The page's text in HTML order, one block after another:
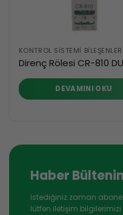
KONTROL SISTEMI BILEŞENLERI
Direnç Rölesi CR-810
DEVAMINI OKU
Haber
İstediğiniz zaman
lütfen iletişim